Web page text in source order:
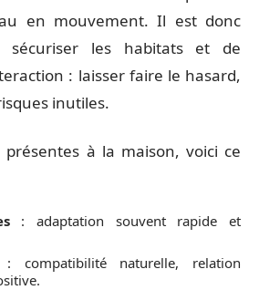
en mouvement. Il est donc
sécuriser les habitats et de
: laisser faire le hasard,
inutiles.
présentes à la maison, voici ce
: adaptation souvent rapide et
compatibilité naturelle, relation